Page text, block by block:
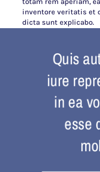
inventore veritatis et
dicta sunt explicabo.
Quis
iure
in ea
esse